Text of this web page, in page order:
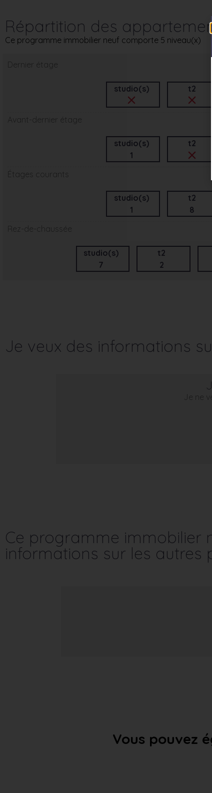
Répartition des
Ce programme immobilier neuf comporte 5 niveau(x)
Dernier étage
studio(s) t2
Avant-dernier étage
studio(s)
1
t2
Étages courants
studio(s)
1
t2
8
Rez-de-chaussée
studio(s)
7
t2
2
Je veux des informations
Je ne
Ce programme immobilier
informations sur les
Vous pouvez